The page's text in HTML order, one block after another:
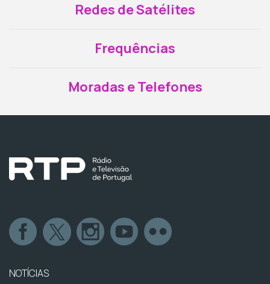
Redes de Satélites
Frequências
Moradas e Telefones
NOTÍCIAS